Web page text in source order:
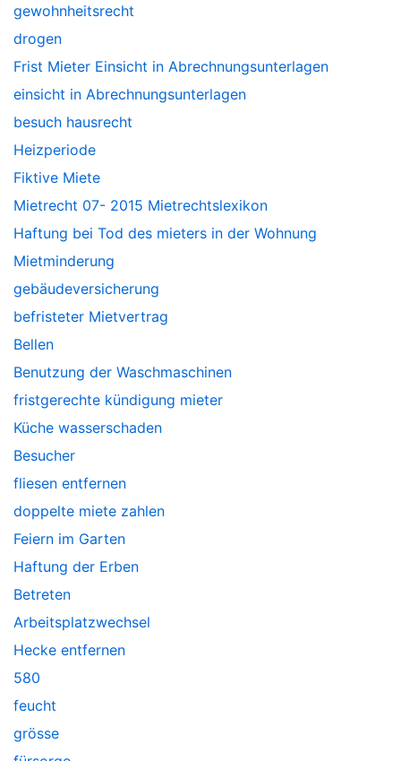
gewohnheitsrecht
drogen
Frist Mieter Einsicht in Abrechnungsunterlagen
einsicht in Abrechnungsunterlagen
besuch hausrecht
Heizperiode
Fiktive Miete
Mietrecht 07- 2015 Mietrechtslexikon
Haftung bei Tod des mieters in der Wohnung
Mietminderung
gebäudeversicherung
befristeter Mietvertrag
Bellen
Benutzung der Waschmaschinen
fristgerechte kündigung mieter
Küche wasserschaden
Besucher
fliesen entfernen
doppelte miete zahlen
Feiern im Garten
Haftung der Erben
Betreten
Arbeitsplatzwechsel
Hecke entfernen
580
feucht
grösse